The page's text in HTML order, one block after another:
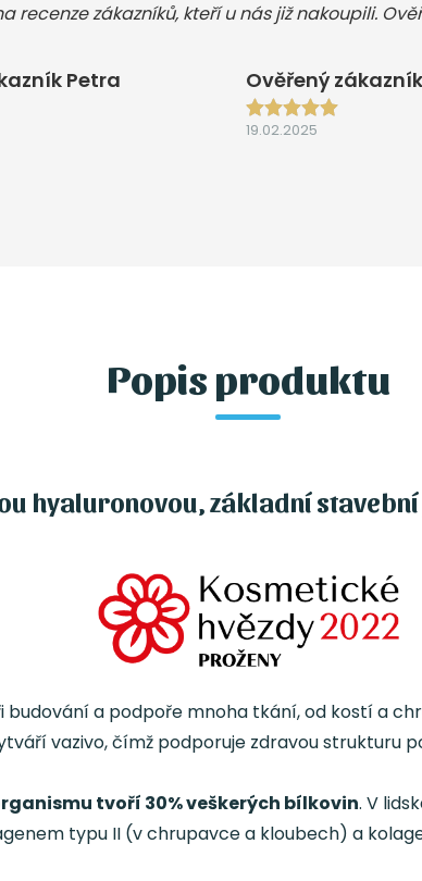
recenze zákazníků, kteří u nás již nakoupili.
Petra Ověřený
19.02.2025
Popis produktu
hyaluronovou, základní
a podpoře mnoha tkání, od kostí a
vazivo, čímž podporuje zdravou strukturu
tvoří 30% veškerých bílkovin. V
typu II (v chrupavce a kloubech) a